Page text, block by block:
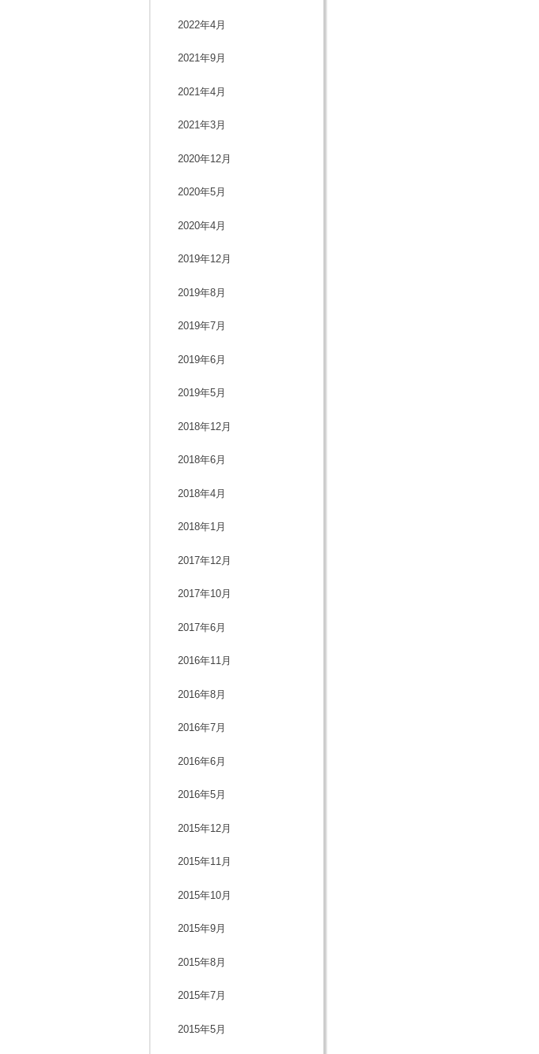
2022年4月
2021年9月
2021年4月
2021年3月
2020年12月
2020年5月
2020年4月
2019年12月
2019年8月
2019年7月
2019年6月
2019年5月
2018年12月
2018年6月
2018年4月
2018年1月
2017年12月
2017年10月
2017年6月
2016年11月
2016年8月
2016年7月
2016年6月
2016年5月
2015年12月
2015年11月
2015年10月
2015年9月
2015年8月
2015年7月
2015年5月